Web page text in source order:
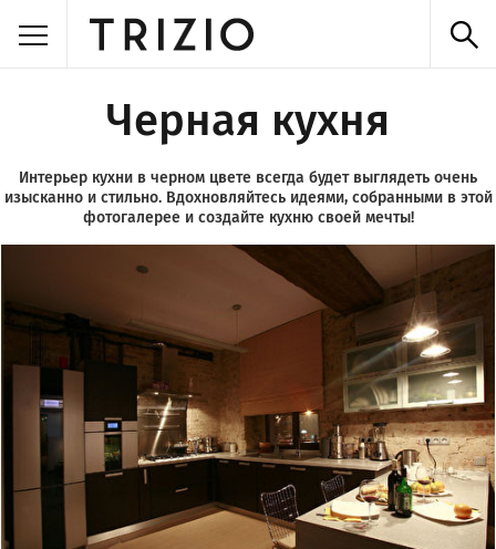
Черная кухня
Интерьер кухни в черном цвете всегда будет выглядеть очень
изысканно и стильно. Вдохновляйтесь идеями, собранными в этой
фотогалерее и создайте кухню своей мечты!